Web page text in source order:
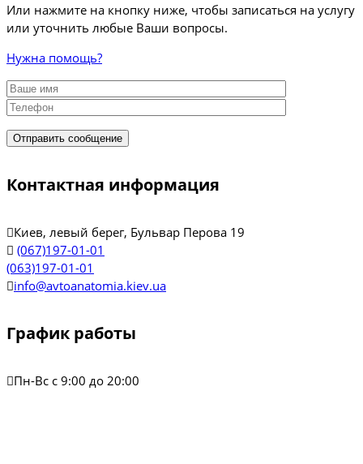
Или нажмите на кнопку ниже, чтобы записаться на услугу
или уточнить любые Ваши вопросы.
Нужна помощь?
Контактная информация
Киев, левый берег, Бульвар Перова 19
(067)197-01-01
(063)197-01-01
info@avtoanatomia.kiev.ua
График работы
Пн-Вс с 9:00 до 20:00